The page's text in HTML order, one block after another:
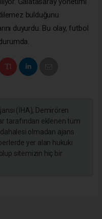
bulduğunu
duyurdu. Bu olay, futbol
(İHA), Demirören
tarafından eklenen tüm
olmadan ajans
yer alan hukuki
sitemizin hiç bir